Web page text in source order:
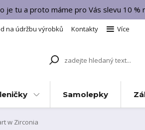
je tu a proto máme pro Vás slevu 10 %
na údržbu výrobků Kontakty Více
Samolepky
w Zirconia